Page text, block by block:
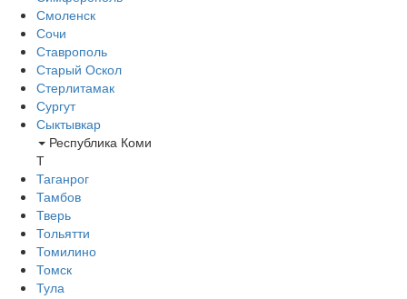
Смоленск
Сочи
Ставрополь
Старый Оскол
Стерлитамак
Сургут
Сыктывкар
Республика Коми
Т
Таганрог
Тамбов
Тверь
Тольятти
Томилино
Томск
Тула